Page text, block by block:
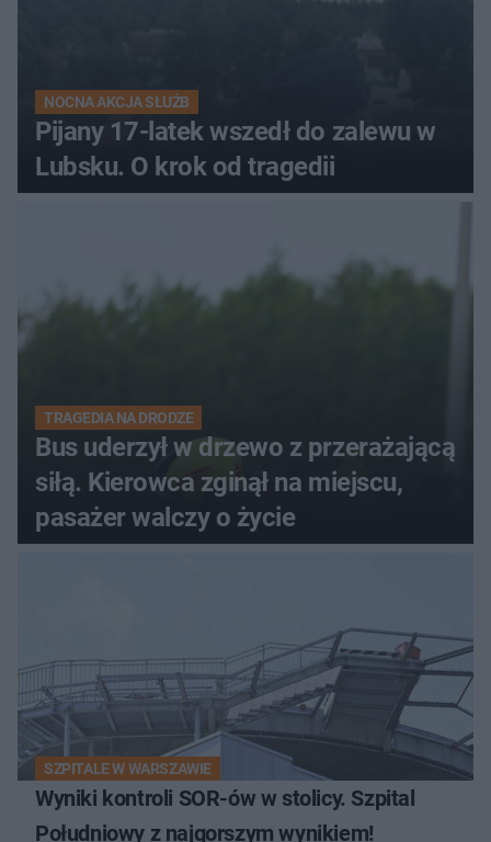
NOCNA AKCJA SŁUŻB
Pijany 17-latek wszedł do zalewu w
Lubsku. O krok od tragedii
TRAGEDIA NA DRODZE
Bus uderzył w drzewo z przerażającą
siłą. Kierowca zginął na miejscu,
pasażer walczy o życie
SZPITALE W WARSZAWIE
Wyniki kontroli SOR-ów w stolicy. Szpital
Południowy z najgorszym wynikiem!